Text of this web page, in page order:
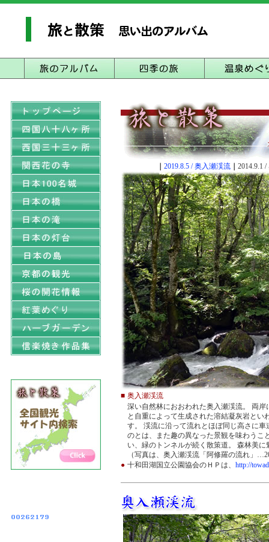
2019.8.5 / 奥入瀬渓流 2014.9.1
■ 奥入瀬渓流
深い自然林におおわれた奥入瀬渓流。 両
と自重によって生成された溶結凝灰岩と
す。 渓流に沿って流れとほぼ同じ高さに
のとは、また趣の異なった景観を味わうこ
い、緑のトンネルが続く散策道。 森林美
（写真は、奥入瀬渓流「阿修羅の流れ」
● 十和田湖国立公園協会のＨＰは、 http://